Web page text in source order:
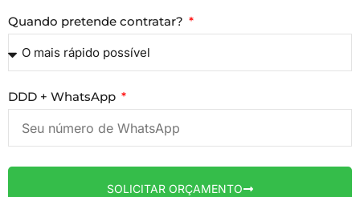
Quando pretende contratar?
DDD + WhatsApp
SOLICITAR ORÇAMENTO